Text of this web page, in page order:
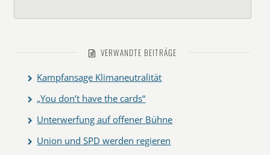
VERWANDTE BEITRÄGE
Kampfansage Klimaneutralität
„You don’t have the cards“
Unterwerfung auf offener Bühne
Union und SPD werden regieren